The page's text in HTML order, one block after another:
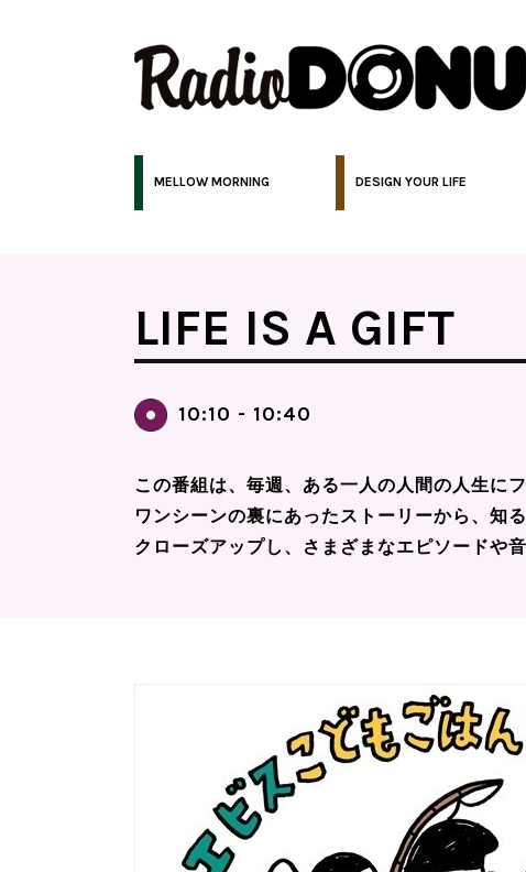
MELLOW MORNING DESIGN YOUR LIFE
LIFE IS A GIFT
10:10 - 10:40
この番組は、毎週、ある一人の人間の人生に
ワンシーンの裏にあったストーリーから、知
クローズアップし、さまざまなエピソードや